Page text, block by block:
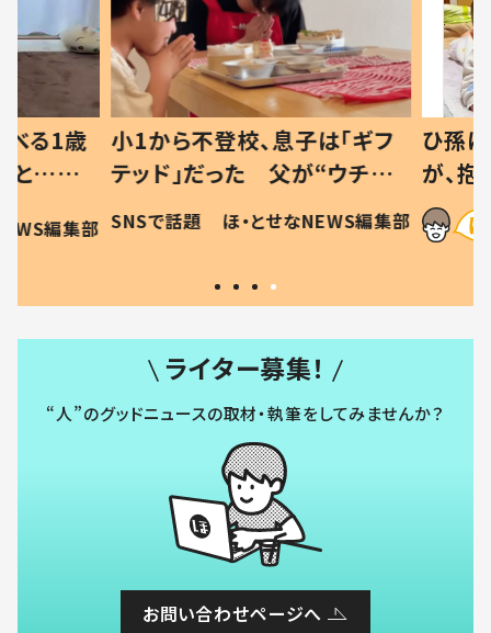
る1歳
…母
現行
編集部
小1から不登校、息子は「ギフ
テッド」だった 父が“ウチ給
食”を作り続ける理由とは #令
和の親 #令和の子
SNSで話題 ほ・とせなNEWS編集部
ひ孫
が、抱
に「涙
方ない」
ライター募集！
“人”のグッドニュースの取材・執筆をしてみませんか？
お問い合わせページへ